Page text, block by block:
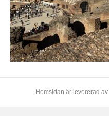
Hemsidan är levererad av